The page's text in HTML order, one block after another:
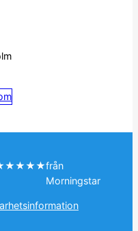
från
Morningstar